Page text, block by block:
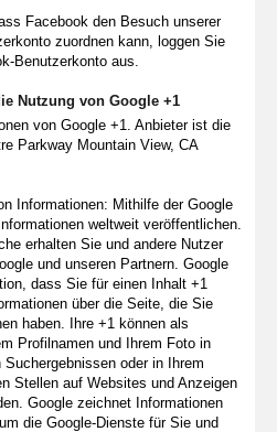
Facebook den Besuch unserer
zuordnen kann, loggen Sie
Benutzerkonto aus.
Nutzung von Google +1
von Google +1. Anbieter ist die
Parkway Mountain View, CA
Informationen: Mithilfe der Google
weltweit veröffentlichen.
erhalten Sie und andere Nutzer
und unseren Partnern. Google
dass Sie für einen Inhalt +1
über die Seite, die Sie
haben. Ihre +1 können als
Profilnamen und Ihrem Foto in
oder in Ihrem
Stellen auf Websites und Anzeigen
Google zeichnet Informationen
die Google-Dienste für Sie und